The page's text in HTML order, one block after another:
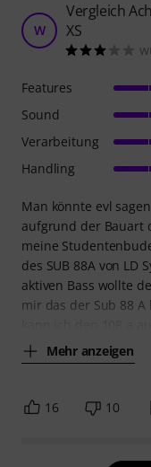
W
Vergleich
XS
Man könnte evl
aufgrund der Bauart
meine
des SUB 88A von LD
aktiven Bass wollte
mir das der Sub 88
Mehr anzeigen
Features
Sound
Verarbeitung
Handling
16 10